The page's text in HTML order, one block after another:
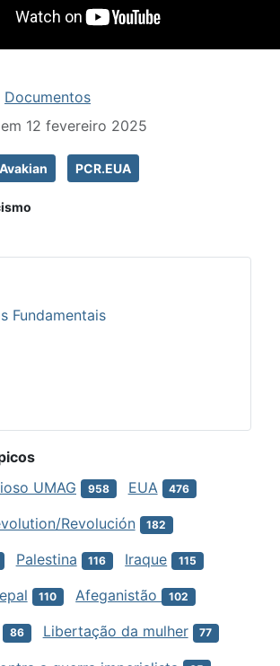
Documentos
12 fevereiro 2025
PCR.EUA
Fundamentais
UMAG
958 EUA 476
Revolución 182
Palestina 116 Iraque 115
110 Afeganistão 102
86 Libertação da mulher 77